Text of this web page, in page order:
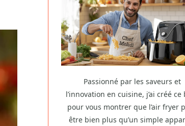
Passionné par les saveurs et
l’innovation en cuisine, j’ai créé ce
pour vous montrer que l’air fryer
être bien plus qu’un simple